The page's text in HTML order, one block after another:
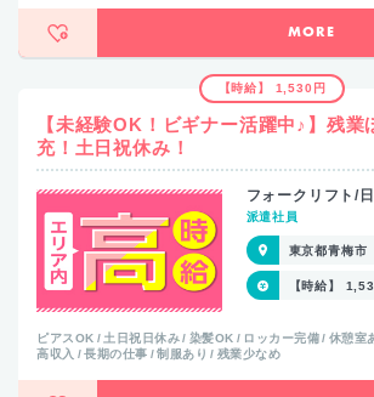
MORE
【時給】 1,530円
【未経験OK！ビギナー活躍中♪】残業
充！土日祝休み！
フォークリフト/
派遣社員
東京都青梅市
【時給】
ピアスOK 土日祝日休み 染髪OK ロッカー完備 休憩室
高収入
長期の仕事 制服あり 残業少なめ